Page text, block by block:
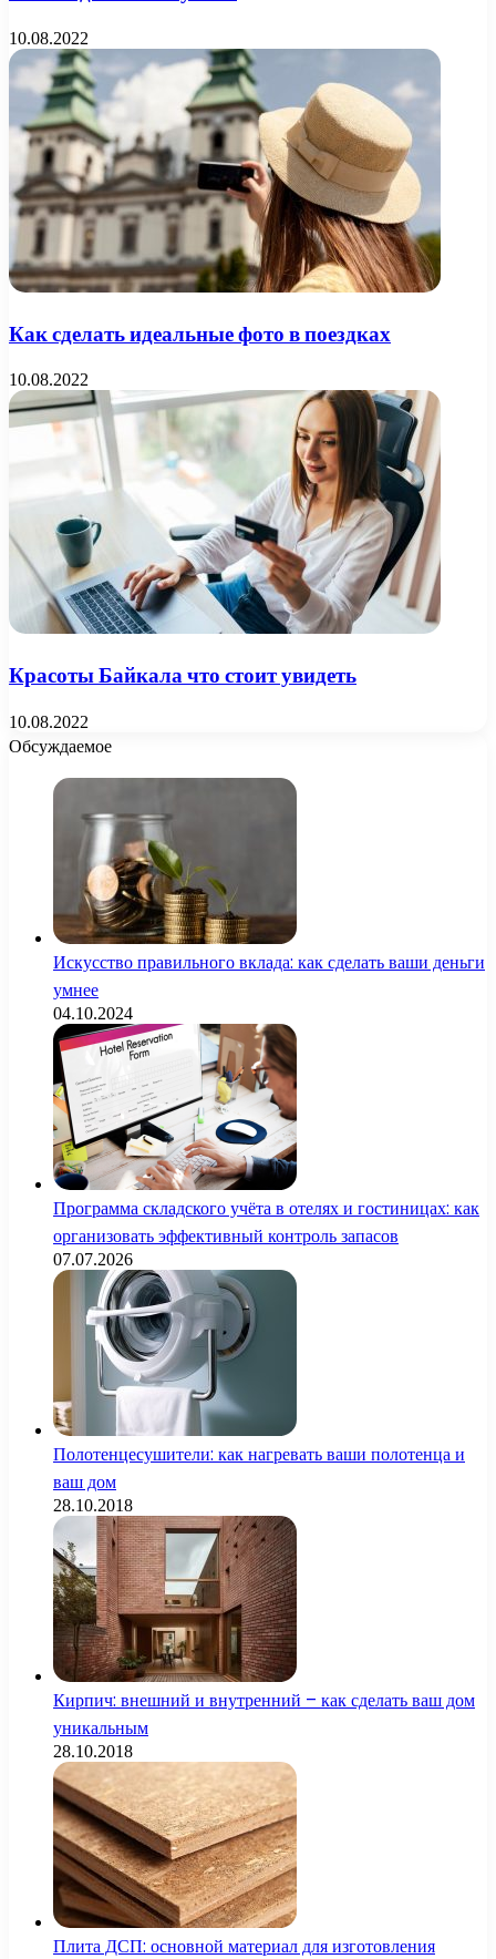
10.08.2022
Как сделать идеальные фото в поездках
10.08.2022
Красоты Байкала что стоит увидеть
10.08.2022
Обсуждаемое
Искусство правильного вклада: как сделать ваши деньги
умнее
04.10.2024
Программа складского учёта в отелях и гостиницах: как
организовать эффективный контроль запасов
07.07.2026
Полотенцесушители: как нагревать ваши полотенца и
ваш дом
28.10.2018
Кирпич: внешний и внутренний – как сделать ваш дом
уникальным
28.10.2018
Плита ДСП: основной материал для изготовления